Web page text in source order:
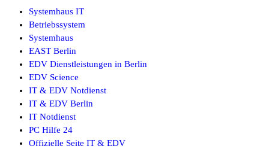
Systemhaus IT
Betriebssystem
Systemhaus
EAST Berlin
EDV Dienstleistungen in Berlin
EDV Science
IT & EDV Notdienst
IT & EDV Berlin
IT Notdienst
PC Hilfe 24
Offizielle Seite IT & EDV